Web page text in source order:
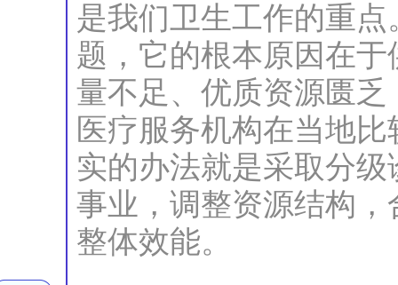
是我们卫生工作的重
题，它的根本原因在
量不足、优质资源匮
医疗服务机构在当地
实的办法就是采取分
事业，调整资源结构
整体效能。